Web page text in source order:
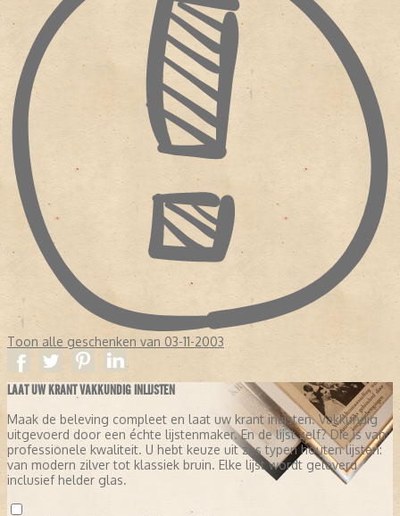
Toon alle geschenken van 03-11-2003
LAAT UW KRANT VAKKUNDIG INLIJSTEN
Maak de beleving compleet en laat uw krant inlijsten. Vakkundig
uitgevoerd door een échte lijstenmaker. En de lijst zelf? Die is van
professionele kwaliteit. U hebt keuze uit zes typen houten lijsten:
van modern zilver tot klassiek bruin. Elke lijst wordt geleverd
inclusief helder glas.